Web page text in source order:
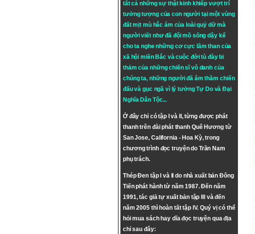
tất cả những sự thật kinh khiếp vượt trí
tưởng tượng của con người tại một vùng
đất mịt mù hắc ám của loài quỷ dữ mà
người viết như đã đội mồ sống dậy kể
cho ta nghe những cơ cực lầm than của
xã hội miền Bắc và cuộc đời tù đày bi
thảm của những chiến sĩ vô danh của
chúng ta, những người đã âm thầm chiến
đấu và gục ngã vì lý tưởngTự DovàĐại
Nghĩa Dân Tộc...
Ở đây chỉ có tập I và II, từng được phát
thanh trên đài phát thanh Quê Hương từ
San Jose, California - Hoa Kỳ, trong
chương trình đọc truyện do Trần Nam
phụ trách.
Thép Đen tập I và II do nhà xuất bản Đông
Tiến phát hành từ năm 1987. Đến năm
1991, tác giả tự xuất bản tập III và đến
năm 2005 thì hoàn tất tập IV. Quý vị có thể
hỏi mua sách hay dĩa đọc truyện qua địa
chỉ sau đây: